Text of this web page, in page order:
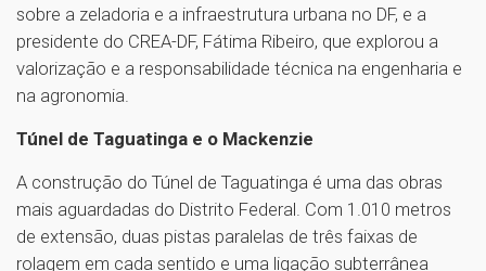
sobre a zeladoria e a infraestrutura urbana no DF, e a
presidente do CREA-DF, Fátima Ribeiro, que explorou a
valorização e a responsabilidade técnica na engenharia e
na agronomia.
Túnel de Taguatinga e o Mackenzie
A construção do Túnel de Taguatinga é uma das obras
mais aguardadas do Distrito Federal. Com 1.010 metros
de extensão, duas pistas paralelas de três faixas de
rolagem em cada sentido e uma ligação subterrânea